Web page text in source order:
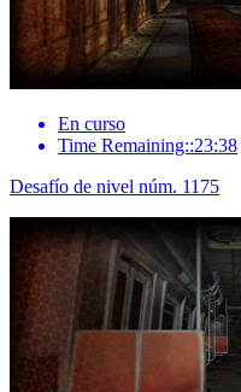
En curso
Time Remaining::23:38
Desafío de nivel núm. 1175